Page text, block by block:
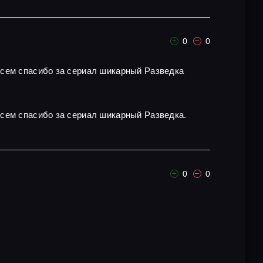
0 0
спасибо за сериал шикарный Разведка
спасибо за сериал шикарный Разведка.
0 0